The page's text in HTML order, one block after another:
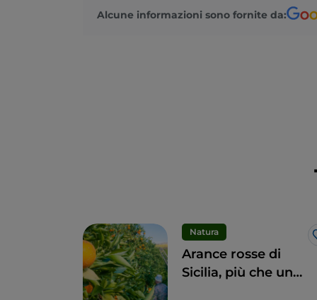
Alcune informazioni sono fornite da:
Natura
Arance rosse di
Sicilia, più che un